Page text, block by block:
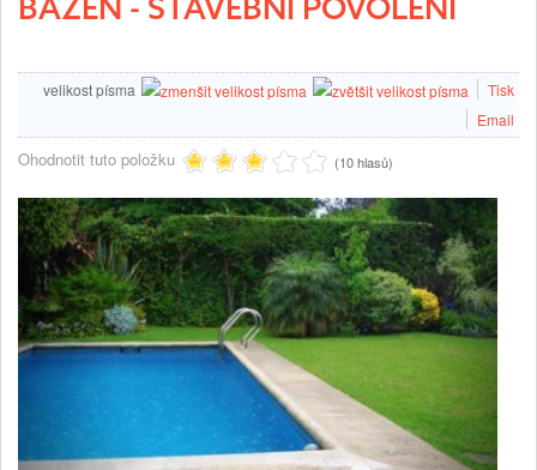
BAZÉN - STAVEBNÍ POVOLENÍ
velikost písma
Tisk
Email
Ohodnotit tuto položku (10 hlasů)